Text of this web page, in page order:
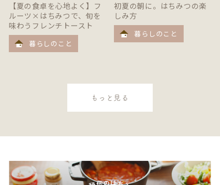
【夏の食卓を心地よく】フ
ルーツ×はちみつで、旬を
味わうフレンチトースト
暮らしのこと
初夏の朝に。はちみつの楽
しみ方
暮らしのこと
もっと見る